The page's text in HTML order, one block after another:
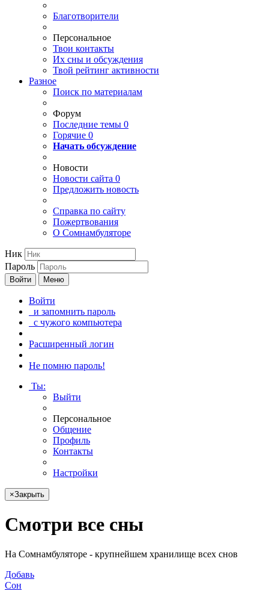
Благотворители
Персональное
Твои контакты
Их сны и обсуждения
Твой рейтинг активности
Разное
Поиск по материалам
Форум
Последние темы 0
Горячие 0
Начать обсуждение
Новости
Новости сайта 0
Предложить новость
Справка по сайту
Пожертвования
О Сомнамбуляторе
Ник
Пароль
Войти Меню
Войти
и запомнить пароль
с чужого компьютера
Расширенный логин
Не помню пароль!
Ты:
Выйти
Персональное
Общение
Профиль
Контакты
Настройки
×Закрыть
Смотри все сны
На Сомнамбуляторе - крупнейшем хранилище всех снов
Добавь
Сон